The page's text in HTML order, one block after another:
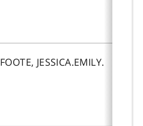
FOOTE, JESSICA.EMILY.